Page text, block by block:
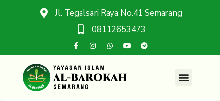
Jl. Tegalsari Raya No.41 Semarang
08112653473